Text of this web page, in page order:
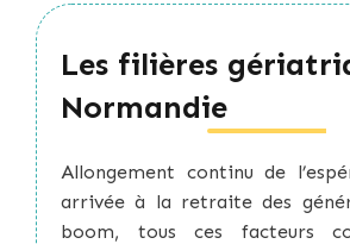
PTSM
Normandie
Les filières
Normandie
Allongement continu de
arrivée à la retraite des
boom, tous ces facteurs